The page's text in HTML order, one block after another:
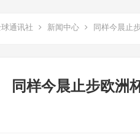
通讯社 新闻中心 同样今晨止
同样今晨止步欧洲